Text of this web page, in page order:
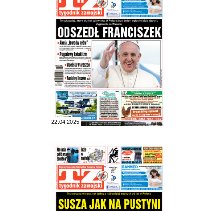
22.04.2025